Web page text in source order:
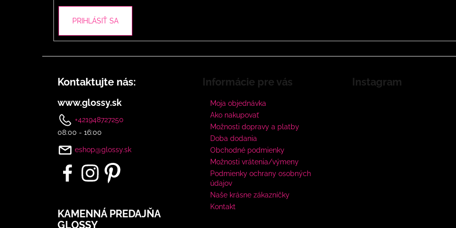
PRIHLÁSIŤ SA
Kontaktujte nás:
www.glossy.sk
+421948727250
08:00 - 16:00
eshop@glossy.sk
KAMENNÁ PREDAJŇA
GLOSSY
Informácie pre vás
Moja objednávka
Ako nakupovať
Možnosti dopravy a platby
Doba dodania
Obchodné podmienky
Možnosti vrátenia/výmeny
Podmienky ochrany osobných
údajov
Naše krásne zákazníčky
Kontakt
Instagram